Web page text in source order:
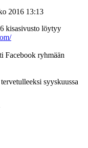
2016 13:13
kisasivusto löytyy
Facebook ryhmään
syyskuussa